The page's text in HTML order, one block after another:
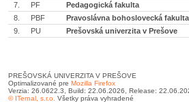
7.
PF Pedagogická fakulta
8.
PBF Pravoslávna bohoslovecká fakulta
9.
PU Prešovská univerzita v Prešove
PREŠOVSKÁ UNIVERZITA V PREŠOVE
Optimalizované pre Mozilla Firefox
Verzia: 26.0622.3, Build: 22.06.2026, Release:
© ITernal, s.r.o. Všetky práva vyhradené